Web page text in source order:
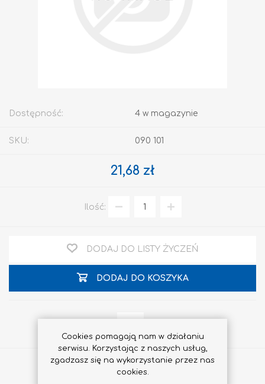
Dostępność: 4 w magazynie
SKU: 090 101
21,68 zł
Ilość:
DODAJ DO LISTY ŻYCZEŃ
DODAJ DO KOSZYKA
Udostępnij
Cookies pomagają nam w działaniu
serwisu. Korzystając z naszych usług,
zgadzasz się na wykorzystanie przez nas
cookies.